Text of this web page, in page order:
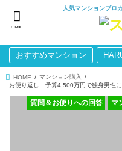
人気マンションブロ
menu
おすすめマンション
HOME
マンション購入
お便り返し 予算4,500万円で独身男性に
マ
質問＆お便りへの回答